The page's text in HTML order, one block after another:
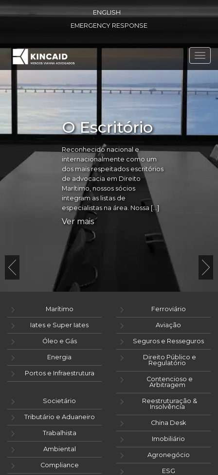
ENGLISH
EMERGENCY RESPONSE
O Escritório
Reconhecido nacional e
internacionalmente como um
dos mais respeitados escritórios
de advocacia em Direito
Marítimo, nossos sócios
integram as listas de
especialistas na área. Nossa […]
Ver mais
Marítimo
Iates e Super Iates
Óleo e Gás
Energia
Portos e Infraestrutura
Ferroviário
Aviação
Seguros e Resseguros
Direito Público e
Regulatório
Contencioso e
Arbitragem
Societário
Tributário e Aduaneiro
Trabalhista
Ambiental
Compliance
Reestruturação &
Insolvência
China Desk
Imobiliário
Agronegócio
ESG